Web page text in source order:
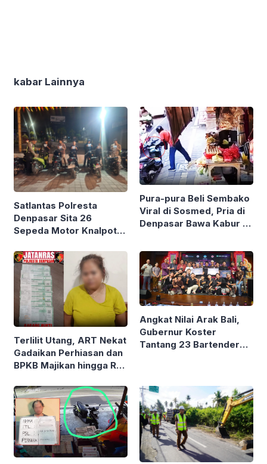
kabar Lainnya
Satlantas Polresta
Denpasar Sita 26
Sepeda Motor Knalpot
Pura-pura Beli Sembako
Viral di Sosmed, Pria di
Denpasar Bawa Kabur 6
Terlilit Utang, ART Nekat
Gadaikan Perhiasan dan
BPKB Majikan hingga Rp
Angkat Nilai Arak Bali,
Gubernur Koster
Tantang 23 Bartender